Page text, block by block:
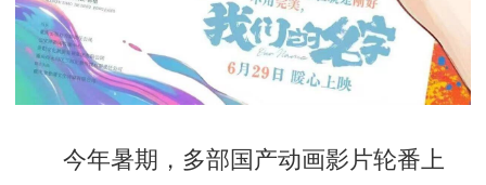
今年暑期，多部国产动画影片轮番上